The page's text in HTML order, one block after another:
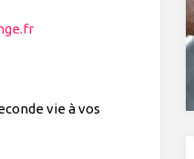
vie à vos